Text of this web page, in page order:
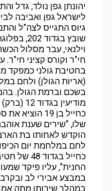
יהונתן גפן נולד, גדל
לישראל גפן ואביבה
גיוס התגייס לצה"ל
שובץ בגדוד
וילנאי, עבר מסלול
חי"ר וקורס קציני
(אריות הגולן) ולחם
בשכם וברמת הגולן.
מודיעין
כחייל בן 19
שלו, "שירים שענת
הוקדש לאחותו בת
לחם במלחמת יום
כחייל
החנית", עליו פיקד
במבצע אבירי לב
במהלך שירותו מתה